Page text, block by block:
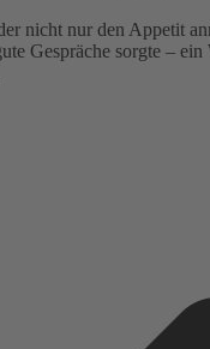
nicht nur den Appetit
Gespräche sorgte – ein